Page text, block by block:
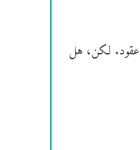
عقود. لكن، هل